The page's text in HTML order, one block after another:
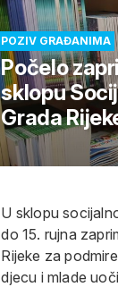
POZIV GRAĐANIMA
Počelo
sklopu
Grada
U sklopu
do 15. rujna
Rijeke za
djecu i mlade